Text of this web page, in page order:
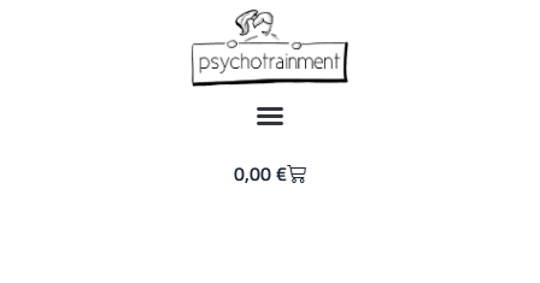
0,00€